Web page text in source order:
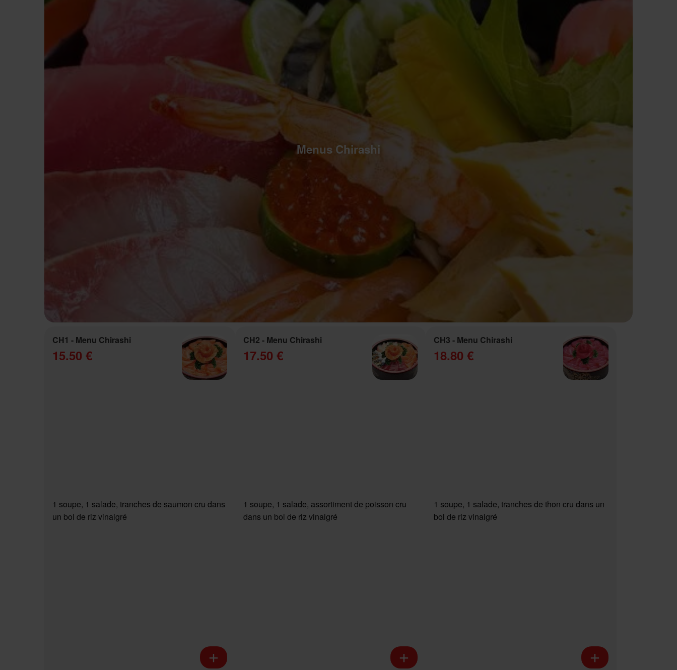
Menus Chirashi
CH1 - Menu Chirashi
15.50 €
1 soupe, 1 salade, tranches de saumon cru dans
un bol de riz vinaigré
CH2 - Menu Chirashi
17.50 €
1 soupe, 1 salade, assortiment de poisson cru
dans un bol de riz vinaigré
CH3 - Menu Chirashi
18.80 €
1 soupe, 1 salade, tranches de thon cru dans un
bol de riz vinaigré